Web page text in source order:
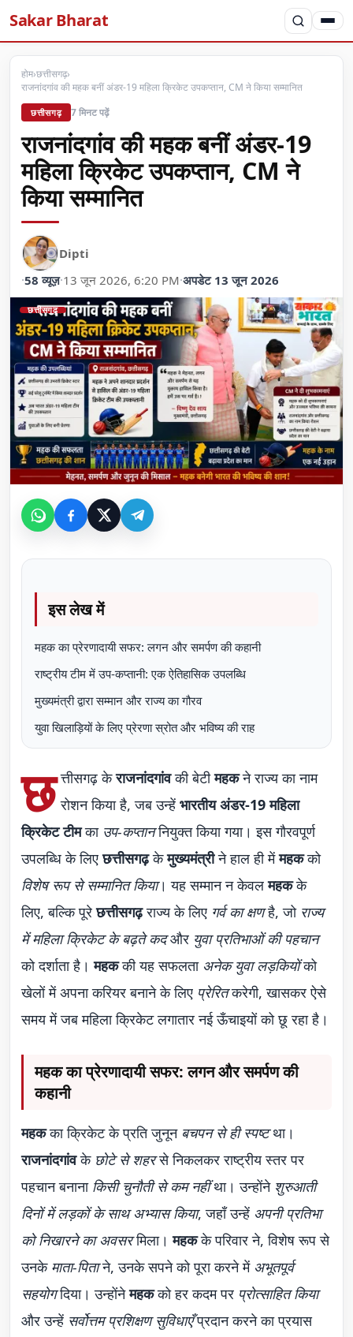
Sakar Bharat
होम›छत्तीसगढ़›
राजनांदगांव की महक बनीं अंडर-19 महिला क्रिकेट उपकप्तान, CM ने किया सम्मानित
छत्तीसगढ़ 7 मिनट पढ़ें
राजनांदगांव की महक बनीं अंडर-19
महिला क्रिकेट उपकप्तान, CM ने
किया सम्मानित
Dipti
·58 व्यूज़·13 जून 2026, 6:20 PM·अपडेट 13 जून 2026
छत्तीसगढ़
इस लेख में
महक का प्रेरणादायी सफर: लगन और समर्पण की कहानी
राष्ट्रीय टीम में उप-कप्तानी: एक ऐतिहासिक उपलब्धि
मुख्यमंत्री द्वारा सम्मान और राज्य का गौरव
युवा खिलाड़ियों के लिए प्रेरणा स्रोत और भविष्य की राह
छ त्तीसगढ़ केराजनांदगांवकी बेटीमहकने राज्य का नाम
रोशन किया है, जब उन्हेंभारतीय अंडर-19 महिला
क्रिकेट टीमका उप-कप्ताननियुक्त किया गया। इस गौरवपूर्ण
उपलब्धि के लिएछत्तीसगढ़केमुख्यमंत्रीने हाल ही मेंमहकको
विशेष रूप से सम्मानित किया। यह सम्मान न केवलमहकके
लिए, बल्कि पूरेछत्तीसगढ़राज्य के लिए गर्व का क्षणहै, जो राज्य
में महिला क्रिकेट के बढ़ते कदऔर युवा प्रतिभाओं की पहचान
को दर्शाता है।महककी यह सफलता अनेक युवा लड़कियोंको
खेलों में अपना करियर बनाने के लिए प्रेरितकरेगी, खासकर ऐसे
समय में जब महिला क्रिकेट लगातार नई ऊँचाइयों को छू रहा है।
महक का प्रेरणादायी सफर: लगन और समर्पण की
कहानी
महकका क्रिकेट के प्रति जुनून बचपन से ही स्पष्टथा।
राजनांदगांवके छोटे से शहरसे निकलकर राष्ट्रीय स्तर पर
पहचान बनाना किसी चुनौती से कम नहींथा। उन्होंने शुरुआती
दिनों में लड़कों के साथ अभ्यास किया, जहाँ उन्हें अपनी प्रतिभा
को निखारने का अवसरमिला।महकके परिवार ने, विशेष रूप से
उनके माता-पिताने, उनके सपने को पूरा करने में अभूतपूर्व
सहयोगदिया। उन्होंनेमहकको हर कदम पर प्रोत्साहित किया
और उन्हें सर्वोत्तम प्रशिक्षण सुविधाएँप्रदान करने का प्रयास